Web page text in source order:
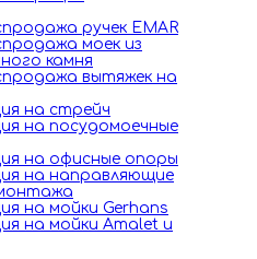
ручек EMAR
моек из
камня
вытяжек на
на стрейч
на посудомоечные
на офисные опоры
на направляющие
на мойки Gerhans
на мойки Amalet и